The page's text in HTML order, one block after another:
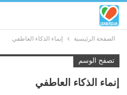
الصفحة الرئيسية إنماء الذكاء العاطفي
تصفح الوسم
إنماء الذكاء العاطفي